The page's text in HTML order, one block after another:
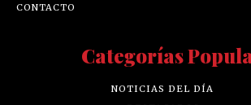
CONTACTO
Categorías
NOTICIAS DEL DÍA